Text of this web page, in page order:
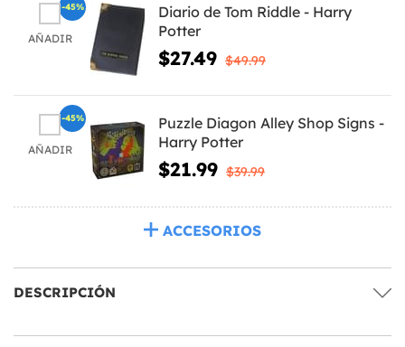
AÑADIR
Diario de Tom Riddle - Harry
Potter
$27.49 $49.99
-45%
AÑADIR
Puzzle Diagon Alley Shop Signs -
Harry Potter
$21.99 $39.99
-45%
ACCESORIOS
DESCRIPCIÓN